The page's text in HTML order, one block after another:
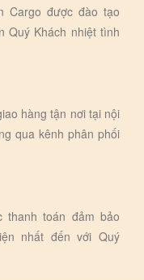
Cargo được đào tạo
Quý Khách nhiệt tình
hàng tận nơi tại nội
qua kênh phân phối
thanh toán đảm bảo
nhất đến với Quý